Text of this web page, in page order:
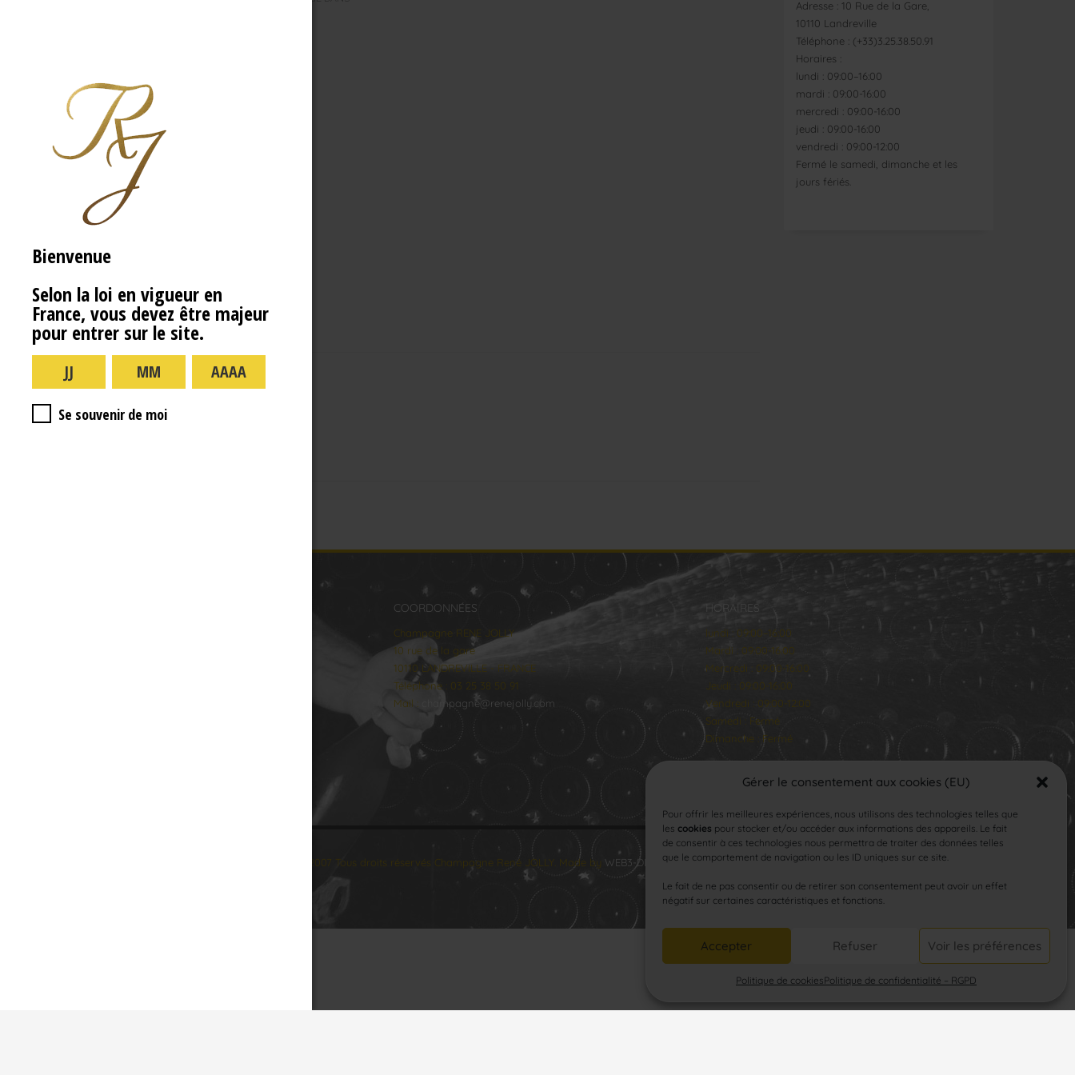
Gérer le consentement aux cookies (EU)
Pour offrir les meilleures expériences, nous utilisons des technologies telles que
les cookies pour stocker et/ou accéder aux informations des appareils. Le fait
de consentir à ces technologies nous permettra de traiter des données telles
que le comportement de navigation ou les ID uniques sur ce site.
Le fait de ne pas consentir ou de retirer son consentement peut avoir un effet
négatif sur certaines caractéristiques et fonctions.
Accepter Refuser Voir les préférences
Politique de cookiesPolitique de confidentialité – RGPD
Adresse : 10 Rue de la Gare,
10110 Landreville
Téléphone : (+33)3.25.38.50.91
Horaires :
lundi : 09:00–16:00
mardi : 09:00-16:00
mercredi : 09:00-16:00
jeudi : 09:00-16:00
vendredi : 09:00-12:00
Fermé le samedi, dimanche et les
jours fériés.
COORDONNÉES
Champagne RENE JOLLY
10 rue de la gare
10110 LANDREVILLE - FRANCE
Téléphone : 03 25 38 50 91
Mail :
champagne@renejolly.com
HORAIRES
lundi : 09:00–16:00
Mardi : 09:00-16:00
Mercredi : 09:00-16:00
Jeudi : 09:00-16:00
Vendredi : 09:00-12:00
Samedi : Fermé
Dimanche : Fermé
© 2007 Tous droits réservés Champagne René JOLLY. Made by WEB3-DESIGN.
Bienvenue
Selon la loi en vigueur en
France, vous devez être majeur
pour entrer sur le site.
Se souvenir de moi